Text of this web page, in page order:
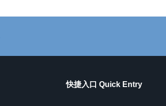
快捷入口 Quick Entry